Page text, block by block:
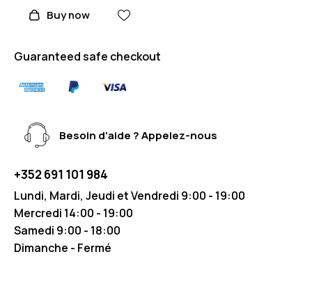
Buy now
Guaranteed safe checkout
Besoin d'aide ? Appelez-nous
+352 691 101 984
Lundi, Mardi, Jeudi et Vendredi 9:00 - 19:00
Mercredi 14:00 - 19:00
Samedi 9:00 - 18:00
Dimanche - Fermé